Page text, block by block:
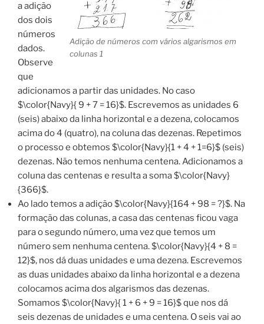
Adição de números com vários algarismos em
colunas 1
a adição
dos dois
números
dados.
Observe
que
adicionamos a partir das unidades. No caso
$\color{Navy}{ 9 + 7 = 16}$. Escrevemos as unidades 6
(seis) abaixo da linha horizontal e a dezena, colocamos
acima do 4 (quatro), na coluna das dezenas. Repetimos
o processo e obtemos $\color{Navy}{1 + 4 + 1=6}$ (seis)
dezenas. Não temos nenhuma centena. Adicionamos a
coluna das centenas e resulta a soma $\color{Navy}
{366}$.
Ao lado temos a adição $\color{Navy}{164 + 98 = ?}$. Na
formação das colunas, a casa das centenas ficou vaga
para o segundo número, uma vez que temos um
número sem nenhuma centena. $\color{Navy}{4 + 8 =
12}$, nos dá duas unidades e uma dezena. Escrevemos
as duas unidades abaixo da linha horizontal e a dezena
colocamos acima dos algarismos das dezenas.
Somamos $\color{Navy}{ 1 + 6 + 9 = 16}$ que nos dá
seis dezenas de unidades e uma centena. O seis vai ao